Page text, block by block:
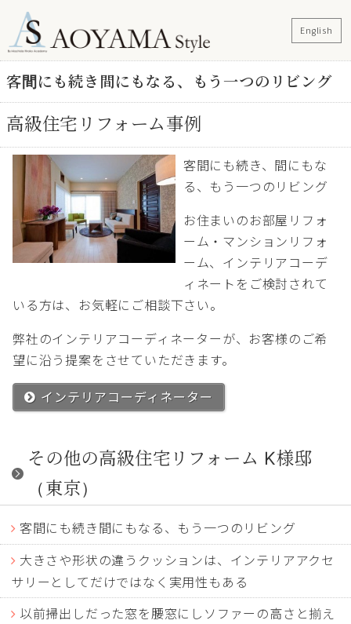
English
客間にも続き間にもなる、もう一つのリビング
高級住宅リフォーム事例
客間にも続き、間にもな
る、もう一つのリビング
お住まいのお部屋リフォ
ーム・マンションリフォ
ーム、インテリアコーデ
ィネートをご検討されて
いる方は、お気軽にご相談下さい。
弊社のインテリアコーディネーターが、お客様のご希
望に沿う提案をさせていただきます。
インテリアコーディネーター
その他の高級住宅リフォーム K様邸
（東京）
客間にも続き間にもなる、もう一つのリビング
大きさや形状の違うクッションは、インテリアアクセ
サリーとしてだけではなく実用性もある
以前掃出しだった窓を腰窓にしソファーの高さと揃え